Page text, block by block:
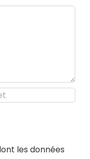
les données